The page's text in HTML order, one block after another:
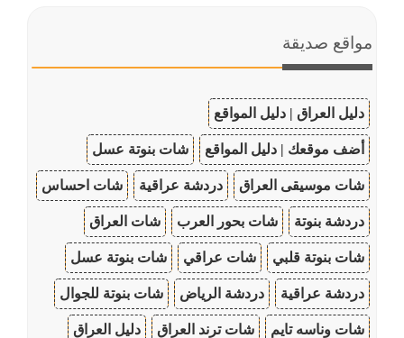
مواقع صديقة
دليل العراق | دليل المواقع
أضف موقعك | دليل المواقع شات بنوتة عسل
شات موسيقى العراق دردشة عراقية شات احساس
دردشة بنوتة شات بحور العرب شات العراق
شات بنوتة قلبي شات عراقي شات بنوتة عسل
دردشة عراقية دردشة الرياض شات بنوتة للجوال
شات وناسه تايم شات ترند العراق دليل العراق